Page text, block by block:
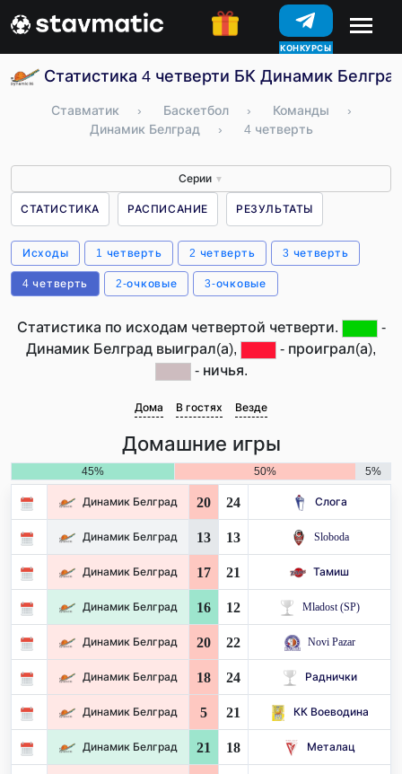
КОНКУРСЫ
Статистика 4 четверти БК Динамик
Ставматик › Баскетбол › Команды
›
Динамик Белград
› 4 четверть
Серии ▼
СТАТИСТИКА РАСПИСАНИЕ РЕЗУЛЬТАТЫ
Исходы 1 четверть 2 четверть 3 четверть
4 четверть 2-очковые 3-очковые
Статистика по исходам четвертой четверти.
-
Динамик Белград выиграл(а),
- проиграл(а),
- ничья.
Дома В гостях Везде
Домашние игры
45% 50% 5%
Динамик Белград 20 24 Слога
Динамик Белград 13 13 Sloboda
Динамик Белград 17 21 Тамиш
Динамик Белград 16 12 Mladost (SP)
Динамик Белград 20 22 Novi Pazar
Динамик Белград 18 24 Раднички
Динамик Белград 5 21 КК Воеводина
Динамик Белград 21 18 Металац